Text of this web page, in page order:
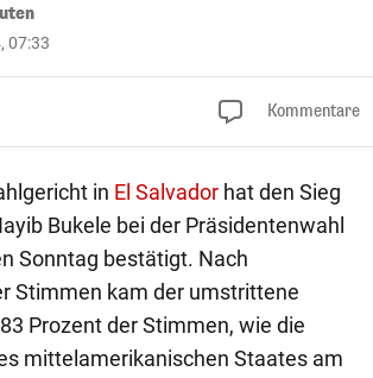
07:33
Kommentare
in El Salvador hat den Sieg
Bukele bei der Präsidentenwahl
Sonntag bestätigt. Nach
Stimmen kam der umstrittene
Prozent der Stimmen, wie die
mittelamerikanischen Staates am